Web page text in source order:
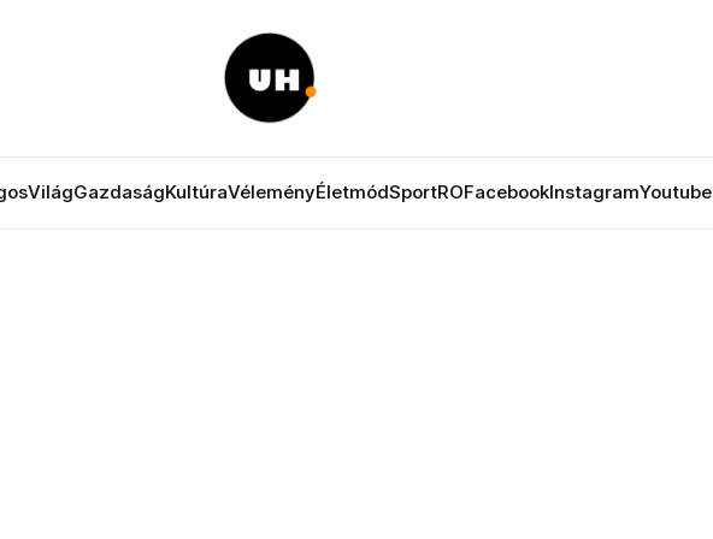
VilágGazdaságKultúraVéleményÉletmódSportROFacebookInstagramYoutube